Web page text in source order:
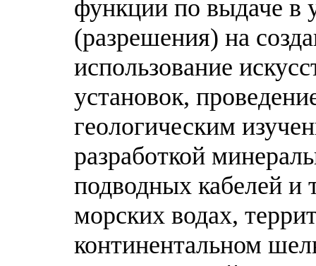
функции по выдаче в
(разрешения) на
использование
установок,
геологическим
разработкой
подводных кабелей и
морских водах,
континентальном